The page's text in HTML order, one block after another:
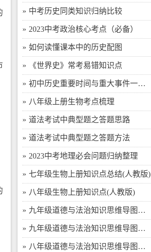
​中考历史同类知识归纳比较
​2023中考政治核心考点（必备）
​如何读懂课本中的历史配图
​《世界史》常考易错知识点
​初中历史重要时间与重大事件一览表
​八年级上册生物考点梳理
​道法考试中典型题之答题思路
​道法考试中典型题之答题方法
​2023中考地理必会问题归纳整理
​七年级生物上册知识点总结(人教版)
​八年级生物上册知识点(人教版)
​九年级道德与法治知识思维导图（下）
​九年级道德与法治知识思维导图（上）
​八年级道德与法治知识思维导图（下）